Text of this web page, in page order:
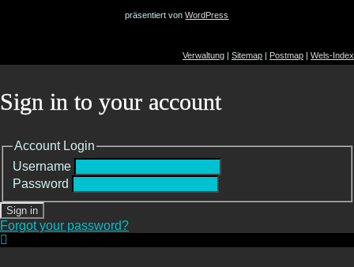
präsentiert vonWordPress
Verwaltung Sitemap Postmap Wels-Index
Sign in to your account
Account Login
Username
Password
Sign in
Forgot your password?